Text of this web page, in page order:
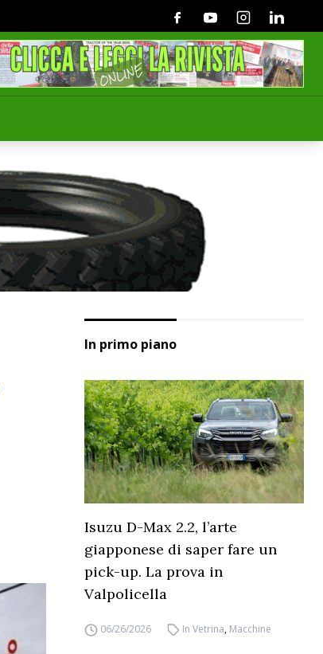
FacebookYoutubeInstagramLinkedin
In primo piano
Isuzu D-Max 2.2, l’arte
giapponese di saper fare un
pick-up. La prova in
Valpolicella
06/26/2026 In Vetrina, Macchine